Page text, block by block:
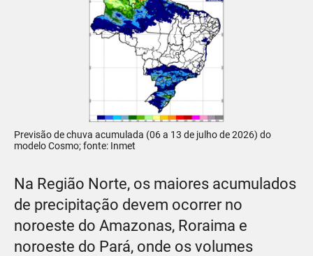
Previsão de chuva acumulada (06 a 13 de julho de 2026) do
modelo Cosmo; fonte: Inmet
Na Região Norte, os maiores acumulados
de precipitação devem ocorrer no
noroeste do Amazonas, Roraima e
noroeste do Pará, onde os volumes